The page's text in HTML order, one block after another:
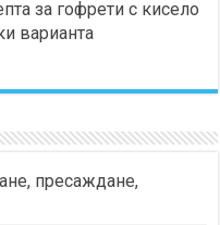
за гофрети с кисело
варианта
пресаждане,